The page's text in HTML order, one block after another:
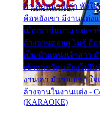
มา คือหน้าที่เก่า หัวใ
คือหยังเขา มีงานแต่ง
เมื่อเขาชื่นบาน แต่เร
ล้างจานคอยคู่ ไม่รู้ อี
เป็น ตำแหน่งเจ้าสาว
เข้าพาขวัญ เสียงโห่ตึ
งานเฮา มัวซอยเขา ใ
ล้างจานในงานแต่ง -
(KARAOKE)